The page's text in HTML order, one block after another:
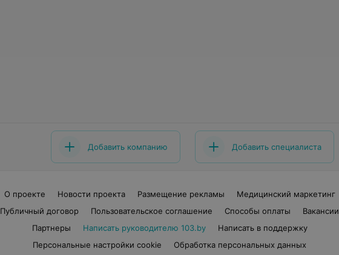
Добавить компанию Добавить специалиста
О проекте Новости проекта Размещение рекламы
Медицинский маркетинг
Публичный договор
Пользовательское соглашение Способы оплаты
Вакансии
Партнеры
Написать руководителю 103.by
Написать в поддержку
Персональные настройки cookie
Обработка персональных данных